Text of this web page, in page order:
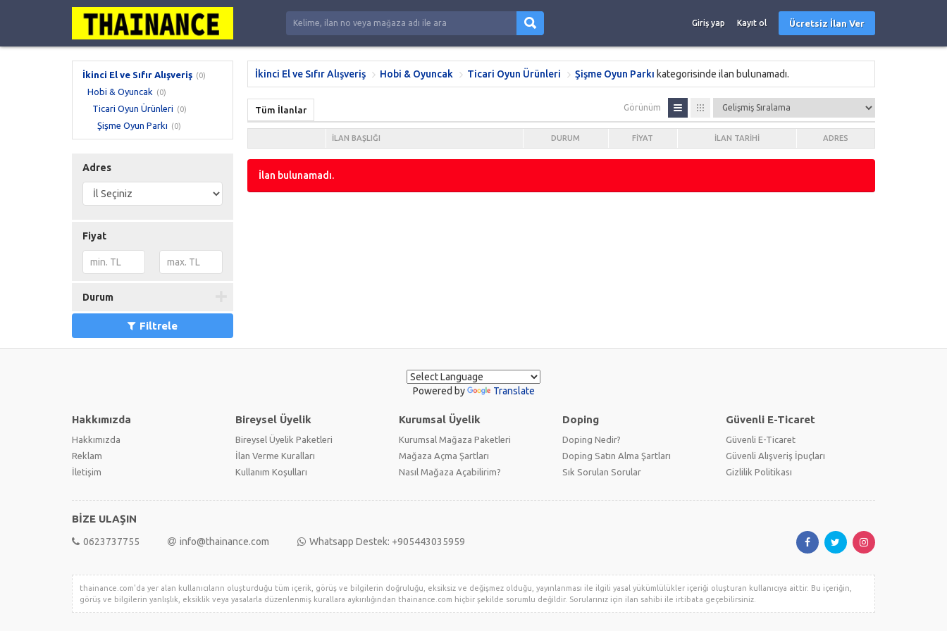
Giriş yap Kayıt ol Ücretsiz İlan Ver
İkinci El ve Sıfır Alışveriş (0)
Hobi & Oyuncak (0)
Ticari Oyun Ürünleri (0)
Şişme Oyun Parkı (0)
Adres
Fiyat
Durum
Filtrele
İkinci El ve Sıfır Alışveriş Hobi & Oyuncak Ticari Oyun Ürünleri Şişme Oyun Parkı kategorisinde ilan bulunamadı.
Tüm İlanlar Görünüm
İLAN BAŞLIĞI DURUM FIYAT İLAN TARIHI ADRES
İlan bulunamadı.
Powered by Translate
Hakkımızda
Hakkımızda
Reklam
İletişim
Bireysel Üyelik
Bireysel Üyelik Paketleri
İlan Verme Kuralları
Kullanım Koşulları
Kurumsal Üyelik
Kurumsal Mağaza Paketleri
Mağaza Açma Şartları
Nasıl Mağaza Açabilirim?
Doping
Doping Nedir?
Doping Satın Alma Şartları
Sık Sorulan Sorular
Güvenli E-Ticaret
Güvenli E-Ticaret
Güvenli Alışveriş İpuçları
Gizlilik Politikası
BİZE ULAŞIN
0623737755 info@thainance.com Whatsapp Destek: +905443035959
thainance.com'da yer alan kullanıcıların oluşturduğu tüm içerik, görüş ve bilgilerin doğruluğu, eksiksiz ve değişmez olduğu, yayınlanması ile ilgili yasal yükümlülükler içeriği oluşturan kullanıcıya aittir. Bu içeriğin,
görüş ve bilgilerin yanlışlık, eksiklik veya yasalarla düzenlenmiş kurallara aykırılığından thainance.com hiçbir şekilde sorumlu değildir. Sorularınız için ilan sahibi ile irtibata geçebilirsiniz.